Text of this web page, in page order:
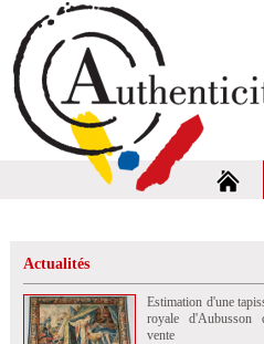
Actualités
Estimation d'une
royale d'Aubusson
vente